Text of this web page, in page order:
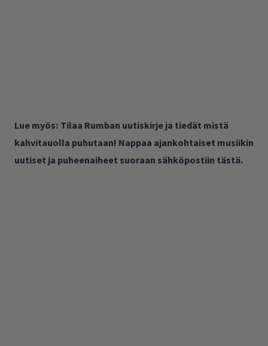
Lue myös: Tilaa Rumban uutiskirje ja tiedät mistä
kahvitauolla puhutaan! Nappaa ajankohtaiset musiikin
uutiset ja puheenaiheet suoraan sähköpostiin tästä.